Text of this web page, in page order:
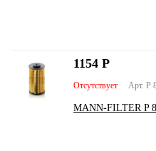
Арт. P
Отсутствует
MANN-FILTER P
1154 Р